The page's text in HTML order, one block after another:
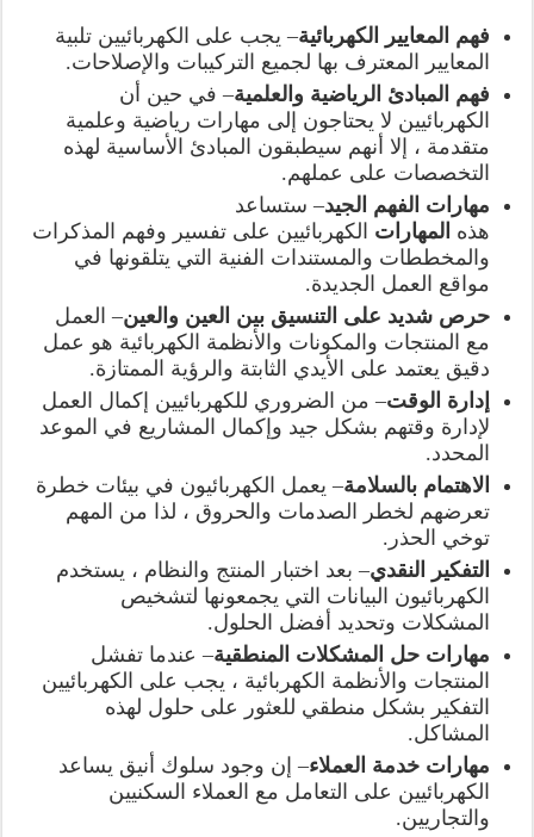
فهم المعايير الكهربائية– يجب على الكهربائيين تلبية
المعايير المعترف بها لجميع التركيبات والإصلاحات.
فهم المبادئ الرياضية والعلمية– في حين أن
الكهربائيين لا يحتاجون إلى مهارات رياضية وعلمية
متقدمة ، إلا أنهم سيطبقون المبادئ الأساسية لهذه
التخصصات على عملهم.
مهارات الفهم الجيد– ستساعد
هذه المهارات الكهربائيين على تفسير وفهم المذكرات
والمخططات والمستندات الفنية التي يتلقونها في
مواقع العمل الجديدة.
حرص شديد على التنسيق بين العين والعين– العمل
مع المنتجات والمكونات والأنظمة الكهربائية هو عمل
دقيق يعتمد على الأيدي الثابتة والرؤية الممتازة.
إدارة الوقت– من الضروري للكهربائيين إكمال العمل
لإدارة وقتهم بشكل جيد وإكمال المشاريع في الموعد
المحدد.
الاهتمام بالسلامة– يعمل الكهربائيون في بيئات خطرة
تعرضهم لخطر الصدمات والحروق ، لذا من المهم
توخي الحذر.
التفكير النقدي– بعد اختبار المنتج والنظام ، يستخدم
الكهربائيون البيانات التي يجمعونها لتشخيص
المشكلات وتحديد أفضل الحلول.
مهارات حل المشكلات المنطقية– عندما تفشل
المنتجات والأنظمة الكهربائية ، يجب على الكهربائيين
التفكير بشكل منطقي للعثور على حلول لهذه
المشاكل.
مهارات خدمة العملاء– إن وجود سلوك أنيق يساعد
الكهربائيين على التعامل مع العملاء السكنيين
والتجاريين.